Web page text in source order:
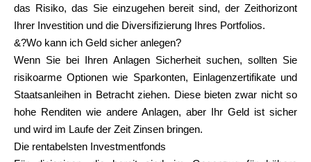
Hilfe
Mein Konto
Finanzierung erhalten
das Risiko, das Sie einzugehen bereit sind, der Zeithorizont
Ihrer Investition und die Diversifizierung Ihres Portfolios.
&?Wo kann ich Geld sicher anlegen?
Wenn Sie bei Ihren Anlagen Sicherheit suchen, sollten Sie
risikoarme Optionen wie Sparkonten, Einlagenzertifikate und
Staatsanleihen in Betracht ziehen. Diese bieten zwar nicht so
hohe Renditen wie andere Anlagen, aber Ihr Geld ist sicher
und wird im Laufe der Zeit Zinsen bringen.
Die rentabelsten Investmentfonds